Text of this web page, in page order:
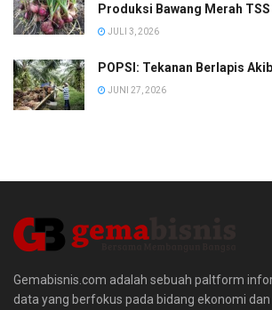
Produksi Bawang Merah TSS
JULI 3, 2026
POPSI: Tekanan Berlapis
JUNI 27, 2026
Gemabisnis.com adalah sebuah paltform
data yang berfokus pada bidang ekonomi